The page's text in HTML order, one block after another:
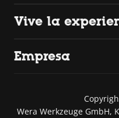
Vive la
Empresa
Wera Werkzeuge GmbH,